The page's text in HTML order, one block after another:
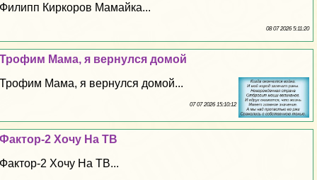
Филипп Киркоров Мамайка...
08 07 2026 5:11:20
Трофим Мама, я вернулся домой
Трофим Мама, я вернулся домой...
07 07 2026 15:10:12
Фактор-2 Хочу На ТВ
Фактор-2 Хочу На ТВ...